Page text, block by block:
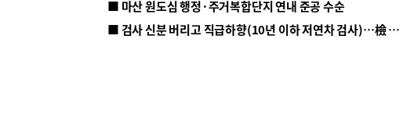
■ 마산 원도심 행정·주거복합단지 연내 준공 수순
■ 검사 신분 버리고 직급하향(10년 이하 저연차 검사)…檢 중수청행 기피